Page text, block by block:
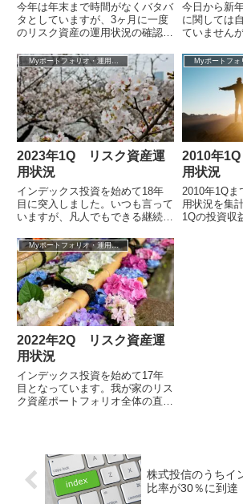
今年は年末まで時間がなくバタバ
タとしていますが、3ヶ月に一度
のリスク資産の運用状況の確認を
ートフォリオ全体の直近3ヶ月
（2018年...
今日から新
に関しては
ていません
スク資産ポ
近3ヶ月（...
Myポートフォリオ・運用成績
2023年1Q リスク資産運
用状況
インデックス投資を始めて18年
目に突入しました。いつも言って
いますが、凡人でもできる継続の
化・ルール化して、いちいち考え
なくても出...
2010年
用状況
2010年1Qま
用状況を集
1Qの投資収
Myポートフォリオ・運用成績
2022年2Q リスク資産運
用状況
インデックス投資を始めて17年
目となっています。我が家のリス
ク資産ポートフォリオ全体の直近
株式投信のうちイ
比率が30％に到達